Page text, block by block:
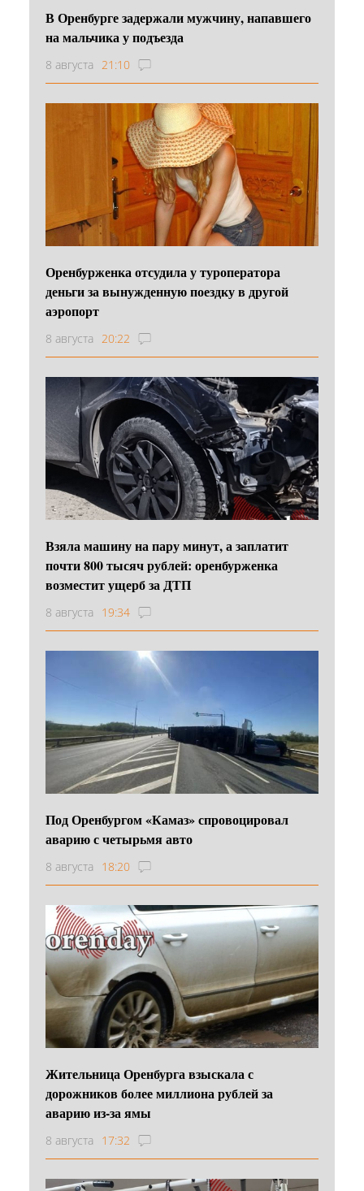
В Оренбурге задержали мужчину, напавшего
на мальчика у подъезда
8 августа 21:10
Оренбурженка отсудила у туроператора
деньги за вынужденную поездку в другой
аэропорт
8 августа 20:22
Взяла машину на пару минут, а заплатит
почти 800 тысяч рублей: оренбурженка
возместит ущерб за ДТП
8 августа 19:34
Под Оренбургом «Камаз» спровоцировал
аварию с четырьмя авто
8 августа 18:20
Жительница Оренбурга взыскала с
дорожников более миллиона рублей за
аварию из-за ямы
8 августа 17:32